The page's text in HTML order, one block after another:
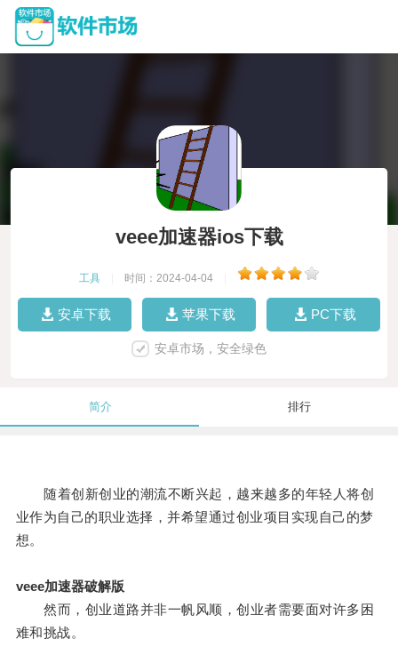
veee加速器ios下载
工具 时间：2024-04-04
安卓下载 苹果下载 PC下载
安卓市场，安全绿色
简介 排行
随着创新创业的潮流不断兴起，越来越多的年轻人将创
业作为自己的职业选择，并希望通过创业项目实现自己的梦
想。
veee加速器破解版
然而，创业道路并非一帆风顺，创业者需要面对许多困
难和挑战。